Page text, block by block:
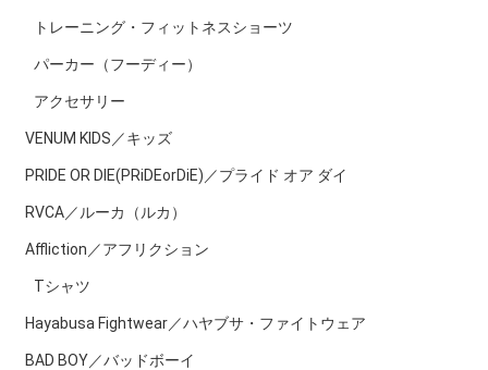
トレーニング・フィットネスショーツ
パーカー（フーディー）
アクセサリー
VENUM KIDS／キッズ
PRIDE OR DIE(PRiDEorDiE)／プライド オア ダイ
RVCA／ルーカ（ルカ）
Affliction／アフリクション
Tシャツ
Hayabusa Fightwear／ハヤブサ・ファイトウェア
BAD BOY／バッドボーイ